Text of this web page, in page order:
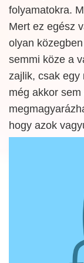
folyamatokra.
Mert ez egész
olyan
semmi köze a
zajlik, csak egy
még akkor
hogy azok